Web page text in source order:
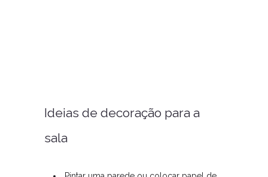
Ideias de decoração para a
sala